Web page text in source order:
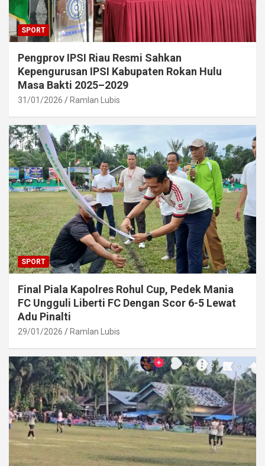
SPORT
Pengprov IPSI Riau Resmi Sahkan
Kepengurusan IPSI Kabupaten Rokan Hulu
Masa Bakti 2025–2029
31/01/2026 Ramlan Lubis
SPORT
Final Piala Kapolres Rohul Cup, Pedek Mania
FC Ungguli Liberti FC Dengan Scor 6-5 Lewat
Adu Pinalti
29/01/2026 Ramlan Lubis